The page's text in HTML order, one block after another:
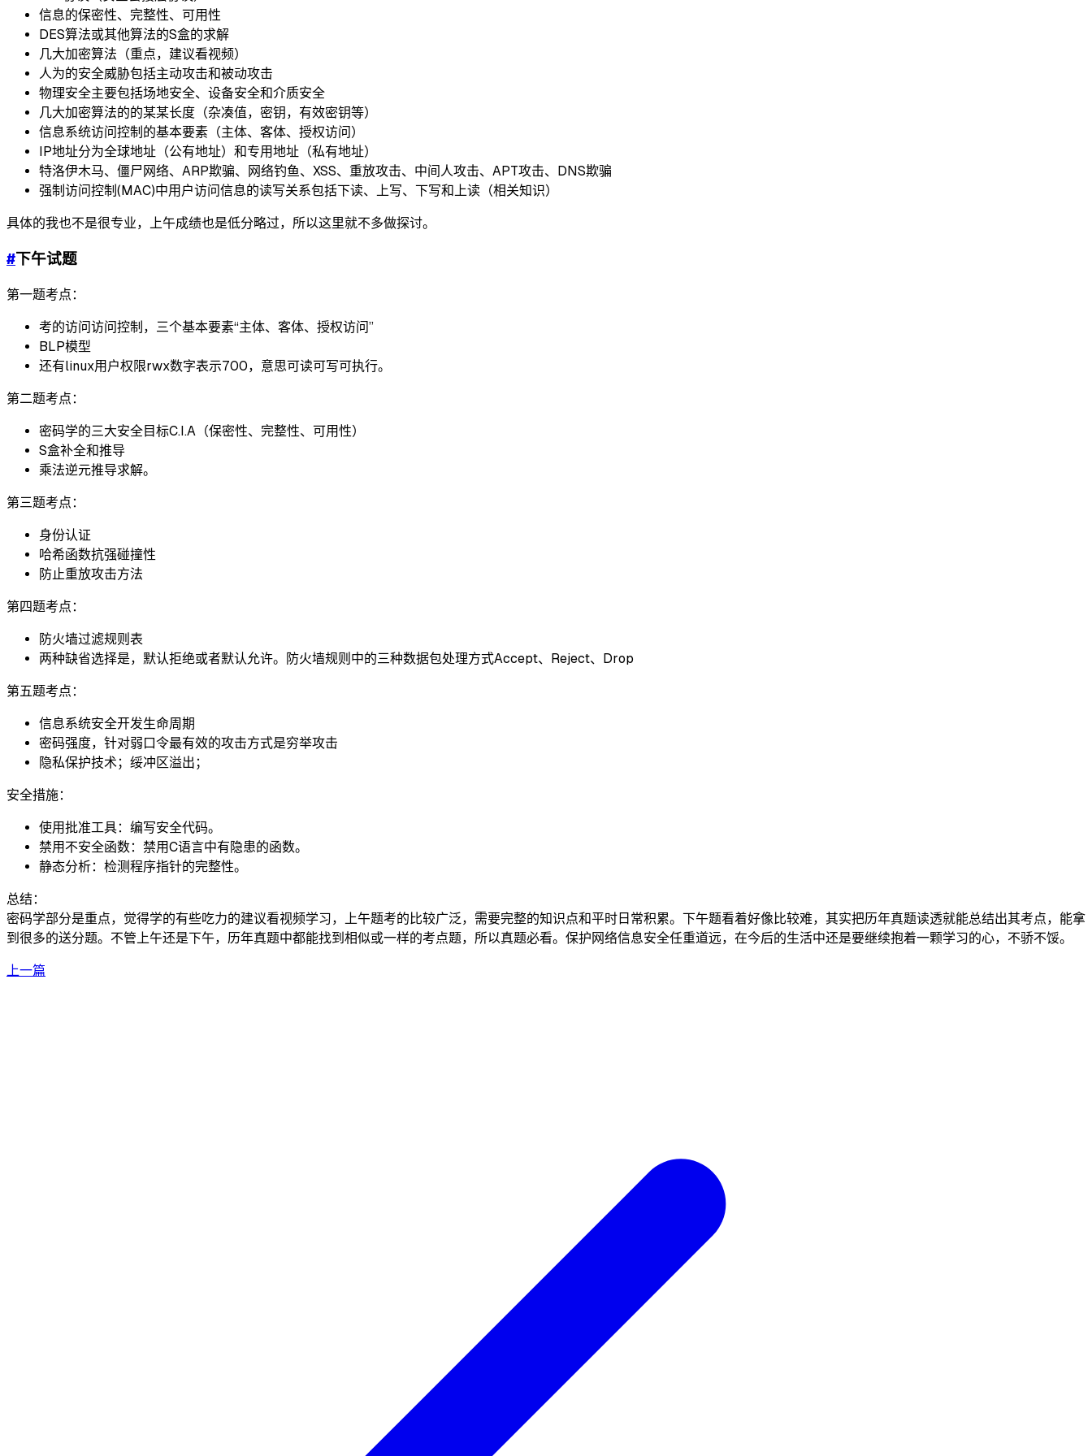
信息的保密性、完整性、可用性
DES算法或其他算法的S盒的求解
几大加密算法（重点，建议看视频）
人为的安全威胁包括主动攻击和被动攻击
物理安全主要包括场地安全、设备安全和介质安全
几大加密算法的的某某长度（杂凑值，密钥，有效密钥等）
信息系统访问控制的基本要素（主体、客体、授权访问）
IP地址分为全球地址（公有地址）和专用地址（私有地址）
特洛伊木马、僵尸网络、ARP欺骗、网络钓鱼、XSS、重放攻击、中间人攻击、APT攻击、DNS欺骗
强制访问控制(MAC)中用户访问信息的读写关系包括下读、上写、下写和上读（相关知识）
具体的我也不是很专业，上午成绩也是低分略过，所以这里就不多做探讨。
#下午试题
第一题考点：
考的访问访问控制，三个基本要素“主体、客体、授权访问”
BLP模型
还有linux用户权限rwx数字表示700，意思可读可写可执行。
第二题考点：
密码学的三大安全目标C.I.A（保密性、完整性、可用性）
S盒补全和推导
乘法逆元推导求解。
第三题考点：
身份认证
哈希函数抗强碰撞性
防止重放攻击方法
第四题考点：
防火墙过滤规则表
两种缺省选择是，默认拒绝或者默认允许。防火墙规则中的三种数据包处理方式Accept、Reject、Drop
第五题考点：
信息系统安全开发生命周期
密码强度，针对弱口令最有效的攻击方式是穷举攻击
隐私保护技术；绥冲区溢出；
安全措施：
使用批准工具：编写安全代码。
禁用不安全函数：禁用C语言中有隐患的函数。
静态分析：检测程序指针的完整性。
总结：
密码学部分是重点，觉得学的有些吃力的建议看视频学习，上午题考的比较广泛，需要完整的知识点和平时日常积累。下午题看着好像比较难，其实把历年真题读透就能总结出其考点，能拿
到很多的送分题。不管上午还是下午，历年真题中都能找到相似或一样的考点题，所以真题必看。保护网络信息安全任重道远，在今后的生活中还是要继续抱着一颗学习的心，不骄不馁。
上一篇